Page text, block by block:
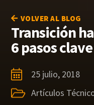
VOLVER AL BLOG
Transición
6 pasos clave
25 julio, 2018
Artículos